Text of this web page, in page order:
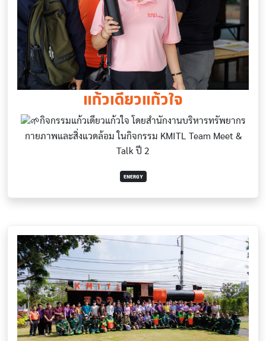
แก้วเดียวแก้วใจ
กิจกรรมแก้วเดียวแก้วใจ โดยสำนักงานบริหารทรัพยากร
กายภาพและสิ่งแวดล้อม ในกิจกรรม KMITL Team Meet &
Talk ปี 2
ENERGY